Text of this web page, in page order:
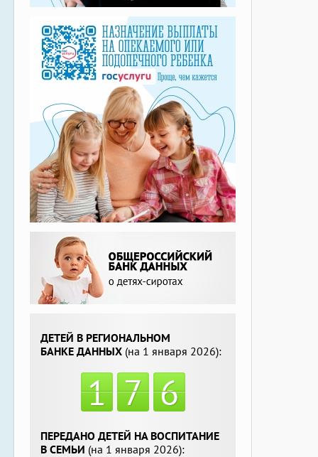
ДЕТЕЙ В РЕГИОНАЛЬНОМ
БАНКЕ ДАННЫХ (на 1 января 2026):
1 7 6
ПЕРЕДАНО ДЕТЕЙ НА ВОСПИТАНИЕ
В СЕМЬИ (на 1 января 2026):